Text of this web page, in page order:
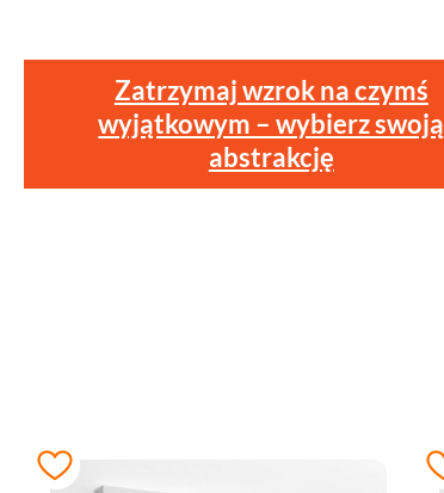
Zatrzymaj wzrok na czymś
wyjątkowym – wybierz swoją
abstrakcję